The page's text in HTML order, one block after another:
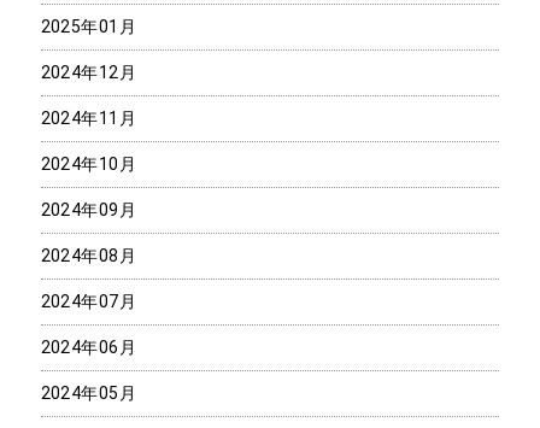
2025年01月
2024年12月
2024年11月
2024年10月
2024年09月
2024年08月
2024年07月
2024年06月
2024年05月